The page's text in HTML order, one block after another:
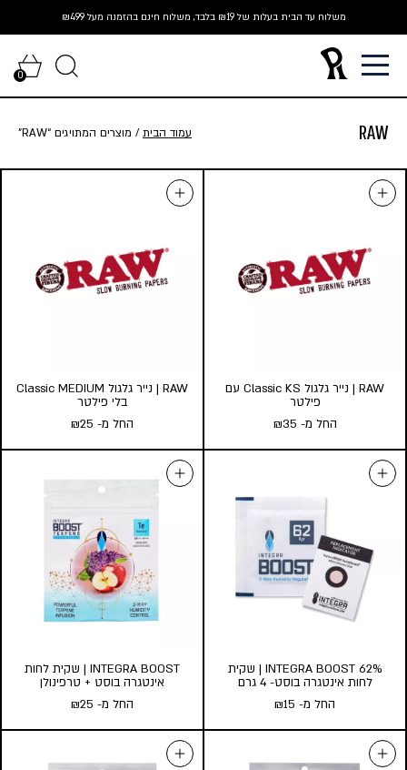
to
content
משלוח עד הבית בעלות של ₪19 בלבד, משלוח חינם בהזמנה מעל ₪499
0
RAW עמוד הבית/ מוצרים המתויגים “RAW”
RAW | נייר גלגול Classic KS עם
פילטר
החל מ-
₪35
פילטר
החל מ- ₪ 35
כמות במארז:
5
10
24
הוסף לעגלה
RAW | נייר גלגול Classic MEDIUM
בלי פילטר
החל מ-
₪25
RAW | נייר גלגול Classic
החל מ- ₪25
כמות במארז:
5
10
24
הוסף לעגלה
INTEGRA BOOST 62% | שקית
לחות אינטגרה בוסט- 4 גרם
החל מ-
₪15
INTEGRA BOOST 62% | שקית
INTEGRA BOOST | שקית לחות
אינטגרה בוסט + טרפינולן
החל מ-
₪25
INTEGRA BOOST | שקית לחות